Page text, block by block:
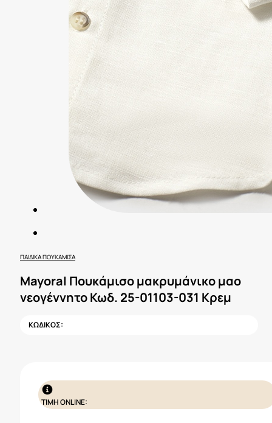
ΠΑΙΔΙΚΆ ΠΟΥΚΆΜΙΣΑ
Mayoral Πουκάμισο μακρυμάνικο μαο
νεογέννητο Κωδ. 25-01103-031 Κρεμ
ΚΩΔΙΚΟΣ:
ΤΙΜΗ ONLINE: